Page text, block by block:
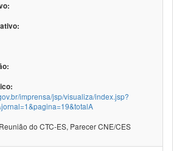
imprensa/jsp/visualiza/index.jsp?
do CTC-ES, Parecer CNE/CES